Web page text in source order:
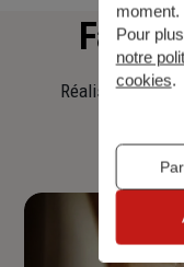
Faites
Réalisez une
moment.
Pour
notre
cookies.